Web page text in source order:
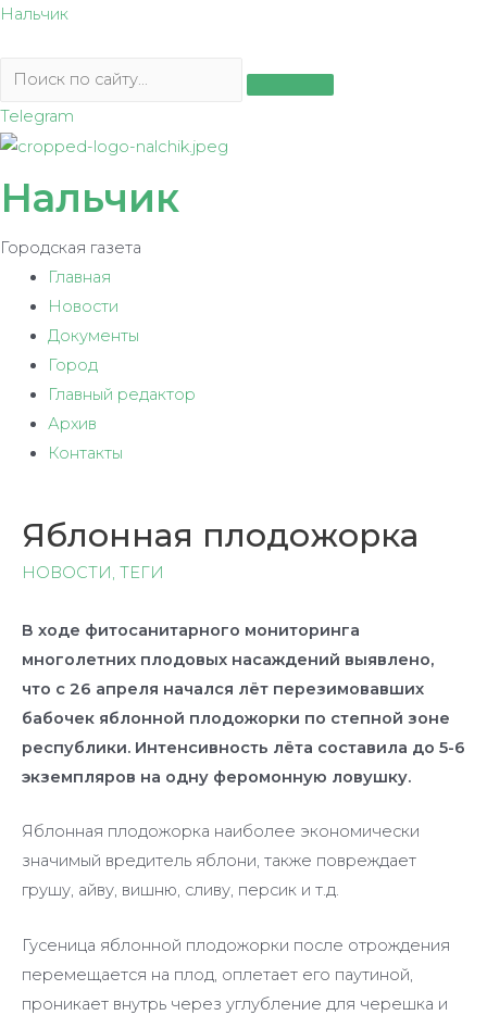
Перейти
содержимому
Нальчик
Telegram
Нальчик
Городская газета
Главная
Новости
Документы
Город
Главный редактор
Архив
Контакты
Яблонная плодожорка
НОВОСТИ, ТЕГИ
В ходе фитосанитарного мониторинга
многолетних плодовых насаждений выявлено,
что с 26 апреля начался лёт перезимовавших
бабочек яблонной плодожорки по степной зоне
республики. Интенсивность лёта составила до 5-6
экземпляров на одну феромонную ловушку.
Яблонная плодожорка наиболее экономически
значимый вредитель яблони, также повреждает
грушу, айву, вишню, сливу, персик и т.д.
Гусеница яблонной плодожорки после отрождения
перемещается на плод, оплетает его паутиной,
проникает внутрь через углубление для черешка и